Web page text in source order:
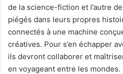
de la science-fiction et l’autre
piégés dans leurs propres
connectés à une machine
créatives. Pour s’en échapper
ils devront collaborer et
en voyageant entre les mondes.